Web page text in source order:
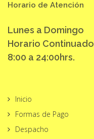
Horario de Atención
Lunes a Domingo
Horario Continuado
8:00 a 24:00hrs.
Inicio
Formas de Pago
Despacho